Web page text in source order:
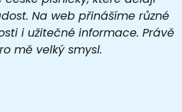
Na web přinášíme různé
i užitečné informace. Právě
mě velký smysl.